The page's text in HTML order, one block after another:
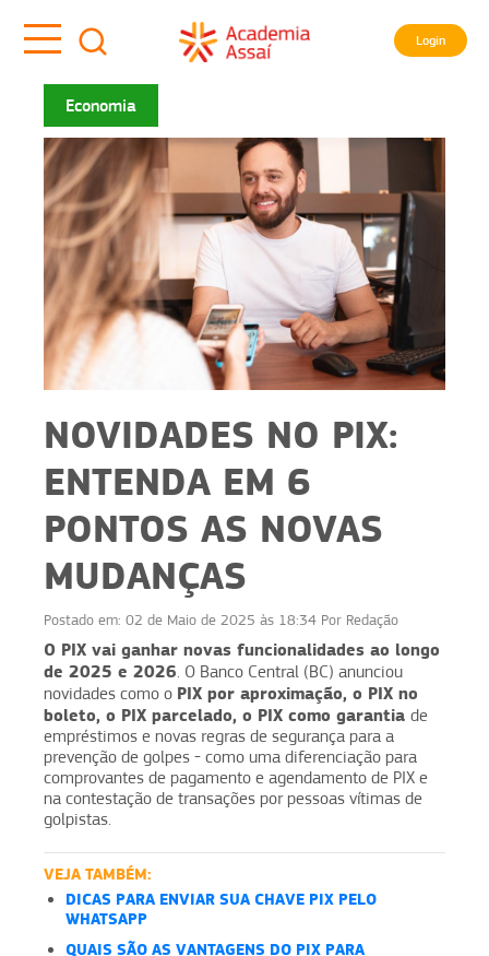
Login
Economia
NOVIDADES NO PIX:
ENTENDA EM 6
PONTOS AS NOVAS
MUDANÇAS
Postado em: 02 de Maio de 2025 às 18:34 Por Redação
O PIX vai ganhar novas funcionalidades ao longo
de 2025 e 2026. O Banco Central (BC) anunciou
novidades como o PIX por aproximação, o PIX no
boleto, o PIX parcelado, o PIX como garantia de
empréstimos e novas regras de segurança para a
prevenção de golpes - como uma diferenciação para
comprovantes de pagamento e agendamento de PIX e
na contestação de transações por pessoas vítimas de
golpistas.
VEJA TAMBÉM:
DICAS PARA ENVIAR SUA CHAVE PIX PELO
WHATSAPP
QUAIS SÃO AS VANTAGENS DO PIX PARA